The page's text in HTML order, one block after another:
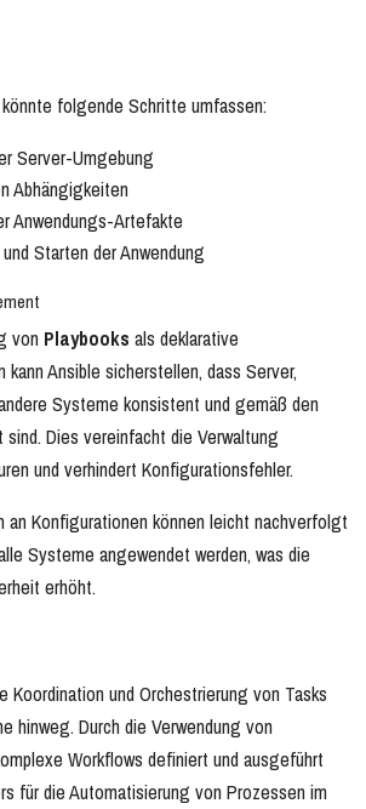
folgende Schritte umfassen:
Server-Umgebung
Abhängigkeiten
Anwendungs-Artefakte
Starten der Anwendung
von Playbooks als deklarative
Ansible sicherstellen, dass Server,
Systeme konsistent und gemäß den
Dies vereinfacht die Verwaltung
und verhindert Konfigurationsfehler.
an Konfigurationen können leicht nachverfolgt
Systeme angewendet werden, was die
erhöht.
Koordination und Orchestrierung von Tasks
hinweg. Durch die Verwendung von
Workflows definiert und ausgeführt
für die Automatisierung von Prozessen im